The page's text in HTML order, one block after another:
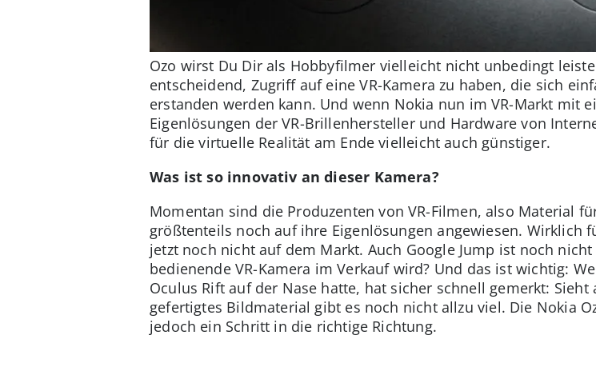
Ozo wirst Du Dir als Hobbyfilmer vielleicht nicht unbedingt
entscheidend, Zugriff auf eine VR-Kamera zu haben, die sich
erstanden werden kann. Und wenn Nokia nun im VR-Markt mit
Eigenlösungen der VR-Brillenhersteller und Hardware von
für die virtuelle Realität am Ende vielleicht auch günstiger.
Was ist so innovativ an dieser Kamera?
Momentan sind die Produzenten von VR-Filmen, also Material
größtenteils noch auf ihre Eigenlösungen angewiesen. Wirklich
jetzt noch nicht auf dem Markt. Auch Google Jump ist noch
bedienende VR-Kamera im Verkauf wird? Und das ist wichtig:
Oculus Rift auf der Nase hatte, hat sicher schnell gemerkt:
gefertigtes Bildmaterial gibt es noch nicht allzu viel. Die Nokia
jedoch ein Schritt in die richtige Richtung.